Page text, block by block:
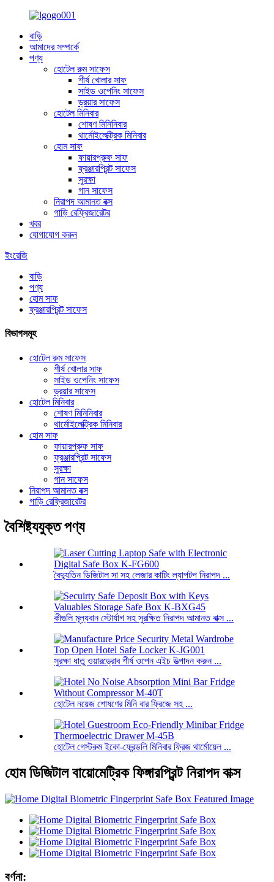
বাড়ি
আমাদের সম্পর্কে
পণ্য
হোটেল রুম সাফেস
শীর্ষ খোলার সাফ
সাইড ওপেনিং সাফেস
ড্রয়ার সাফেস
হোটেল মিনিবার
শোষণ মিনিনিবার
থার্মোইলেক্ট্রিক মিনিবার
হোম সাফ
ফায়ারপ্রুফ সাফ
ফ্রঞ্জারপ্রিন্ট সাফেস
সুরক্ষা
গান সাফেস
নিরাপদ আমানত বক্স
গাড়ি রেফ্রিজারেটর
খবর
যোগাযোগ করুন
ইংরেজি
বাড়ি
পণ্য
হোম সাফ
ফ্রঞ্জারপ্রিন্ট সাফেস
বিভাগসমূহ
হোটেল রুম সাফেস
শীর্ষ খোলার সাফ
সাইড ওপেনিং সাফেস
ড্রয়ার সাফেস
হোটেল মিনিবার
শোষণ মিনিনিবার
থার্মোইলেক্ট্রিক মিনিবার
হোম সাফ
ফায়ারপ্রুফ সাফ
ফ্রঞ্জারপ্রিন্ট সাফেস
সুরক্ষা
গান সাফেস
নিরাপদ আমানত বক্স
গাড়ি রেফ্রিজারেটর
বৈশিষ্ট্যযুক্ত পণ্য
বৈদ্যুতিন ডিজিটাল সা সহ লেজার কাটিং ল্যাপটপ নিরাপদ ...
কীগুলি মূল্যবান স্টোর্যাগ সহ সুরক্ষিত নিরাপদ আমানত বাক্স ...
সুরক্ষা ধাতু ওয়ারড্রোব শীর্ষ ওপেন এইচ উত্পাদন করুন ...
হোটেল নয়েজ শোষণের মিনি বার ফ্রিজে সহ ...
হোটেল গেস্টরুম ইকো-ফ্রেন্ডলি মিনিবার ফ্রিজ থার্মোয়েল ...
হোম ডিজিটাল বায়োমেট্রিক ফিঙ্গারপ্রিন্ট নিরাপদ বাক্স
বর্ণনা: